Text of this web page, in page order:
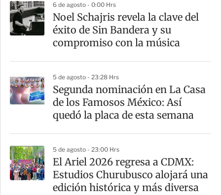
6 de agosto - 0:00 Hrs
Noel Schajris revela la clave del
éxito de Sin Bandera y su
compromiso con la música
5 de agosto - 23:28 Hrs
Segunda nominación en La Casa
de los Famosos México: Así
quedó la placa de esta semana
5 de agosto - 23:00 Hrs
El Ariel 2026 regresa a CDMX:
Estudios Churubusco alojará una
edición histórica y más diversa